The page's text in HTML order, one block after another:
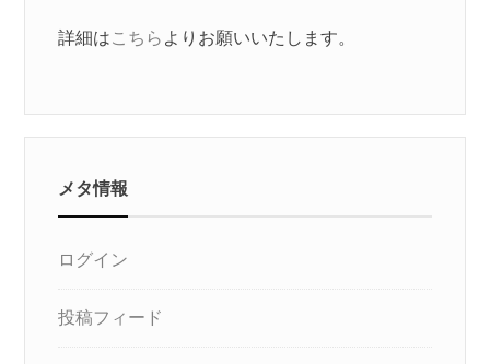
詳細はこちら よりお願いいたします。
メタ情報
ログイン
投稿フィード